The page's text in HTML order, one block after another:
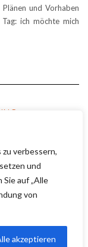
verbessern,
und
auf „Alle
von
akzeptieren
und Vorhaben
ich möchte mich